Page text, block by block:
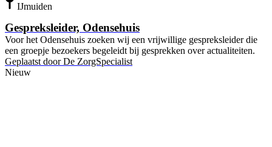
IJmuiden
Gespreksleider, Odensehuis
Voor het Odensehuis zoeken wij een vrijwillige gespreksleider die
een groepje bezoekers begeleidt bij gesprekken over actualiteiten.
Geplaatst door De ZorgSpecialist
Nieuw